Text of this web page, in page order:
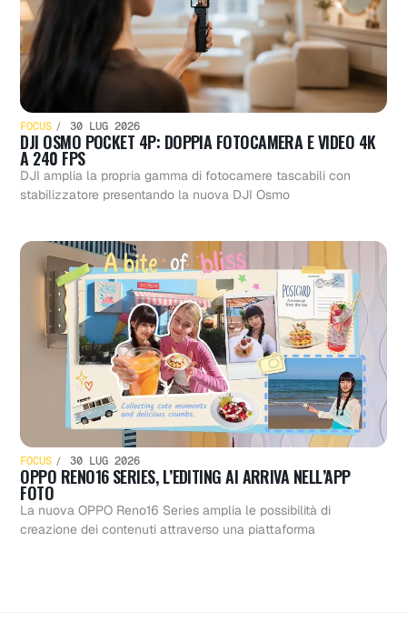
FOCUS 30 LUG 2026
DJI OSMO POCKET 4P: DOPPIA FOTOCAMERA E VIDEO 4K
A 240 FPS
DJI amplia la propria gamma di fotocamere tascabili con
stabilizzatore presentando la nuova DJI Osmo
FOCUS 30 LUG 2026
OPPO RENO16 SERIES, L’EDITING AI ARRIVA NELL’APP
FOTO
La nuova OPPO Reno16 Series amplia le possibilità di
creazione dei contenuti attraverso una piattaforma